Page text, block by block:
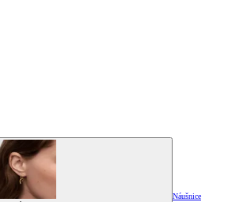
Náušnice